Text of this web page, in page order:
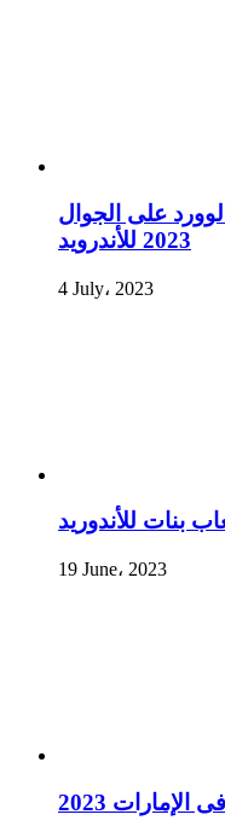
الوورد على الجوال
2023 للأندرويد
4 July، 2023
19 June، 2023
2023